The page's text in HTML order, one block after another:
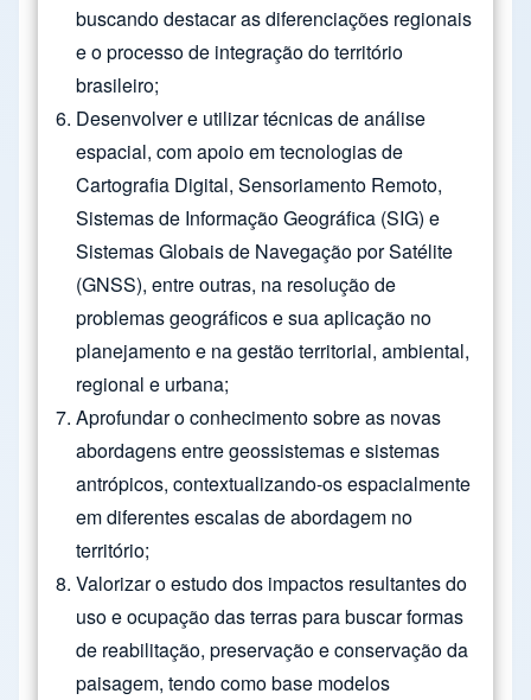
buscando destacar as diferenciações regionais
e o processo de integração do território
brasileiro;
Desenvolver e utilizar técnicas de análise
espacial, com apoio em tecnologias de
Cartografia Digital, Sensoriamento Remoto,
Sistemas de Informação Geográfica (SIG) e
Sistemas Globais de Navegação por Satélite
(GNSS), entre outras, na resolução de
problemas geográficos e sua aplicação no
planejamento e na gestão territorial, ambiental,
regional e urbana;
Aprofundar o conhecimento sobre as novas
abordagens entre geossistemas e sistemas
antrópicos, contextualizando-os espacialmente
em diferentes escalas de abordagem no
território;
Valorizar o estudo dos impactos resultantes do
uso e ocupação das terras para buscar formas
de reabilitação, preservação e conservação da
paisagem, tendo como base modelos